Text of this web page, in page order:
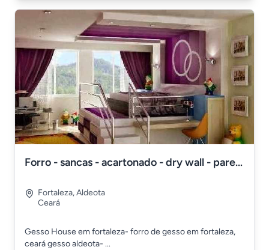
Forro - sancas - acartonado - dry wall - parede bloco gesso
Fortaleza,Aldeota
Ceará
Gesso House em fortaleza- forro de gesso em fortaleza,
ceará gesso aldeota- ...